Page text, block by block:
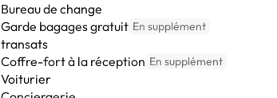
Bureau de change
Garde bagages gratuit En supplément
transats
Coffre-fort à la réception En supplément
Voiturier